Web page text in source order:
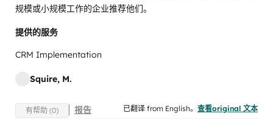
规模或小规模工作的企业推荐他们。
提供的服务
CRM Implementation
Squire, M.
有帮助 (0) 报告 已翻译 from English。 查看original 文本